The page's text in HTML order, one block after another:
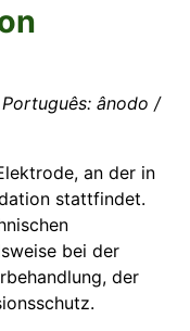
ânodo /
an der in
stattfindet.
bei der
der